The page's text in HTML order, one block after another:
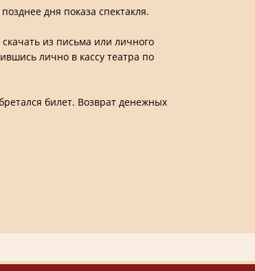
дня показа спектакля.
из письма или личного
лично в кассу театра по
билет. Возврат денежных